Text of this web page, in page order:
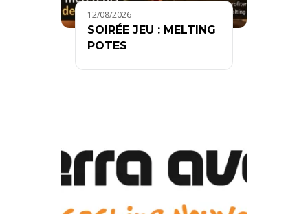
12/08/2026
SOIRÉE JEU : MELTING
POTES